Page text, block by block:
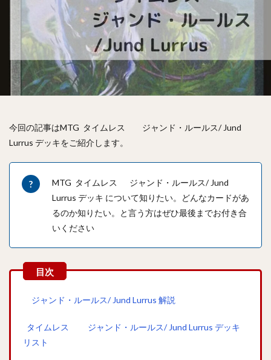
今回の記事はMTG タイムレス ジャンド・ルールス/ Jund
Lurrus デッキをご紹介します。
MTG タイムレス ジャンド・ルールス/ Jund
Lurrus デッキ について知りたい。どんなカードがあ
るのか知りたい。と言う方はぜひ最後までお付き合
いください
ジャンド・ルールス/ Jund Lurrus 解説
タイムレス ジャンド・ルールス/ Jund Lurrus デッキ
リスト